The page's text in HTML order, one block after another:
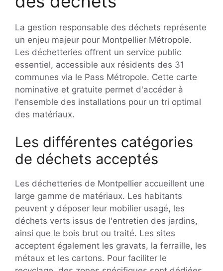
La gestion responsable des déchets représente
un enjeu majeur pour Montpellier Métropole.
Les déchetteries offrent un service public
essentiel, accessible aux résidents des 31
communes via le Pass Métropole. Cette carte
nominative et gratuite permet d'accéder à
l'ensemble des installations pour un tri optimal
des matériaux.
Les différentes catégories
de déchets acceptés
Les déchetteries de Montpellier accueillent une
large gamme de matériaux. Les habitants
peuvent y déposer leur mobilier usagé, les
déchets verts issus de l'entretien des jardins,
ainsi que le bois brut ou traité. Les sites
acceptent également les gravats, la ferraille, les
métaux et les cartons. Pour faciliter le